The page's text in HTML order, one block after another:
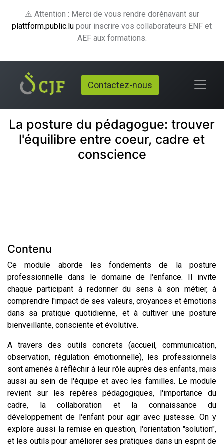
⚠️ Attention : Merci de vous rendre dorénavant sur
plattform.public.lu pour inscrire vos collaborateurs ENF et
AEF aux formations.
Contactez-nous
La posture du pédagogue: trouver
l'équilibre entre coeur, cadre et
conscience
Contenu
Ce module aborde les fondements de la posture
professionnelle dans le domaine de l'enfance. Il invite
chaque participant à redonner du sens à son métier, à
comprendre l'impact de ses valeurs, croyances et émotions
dans sa pratique quotidienne, et à cultiver une posture
bienveillante, consciente et évolutive.
A travers des outils concrets (accueil, communication,
observation, régulation émotionnelle), les professionnels
sont amenés à réfléchir à leur rôle auprès des enfants, mais
aussi au sein de l'équipe et avec les familles. Le module
revient sur les repères pédagogiques, l'importance du
cadre, la collaboration et la connaissance du
développement de l'enfant pour agir avec justesse. On y
explore aussi la remise en question, l'orientation "solution",
et les outils pour améliorer ses pratiques dans un esprit de